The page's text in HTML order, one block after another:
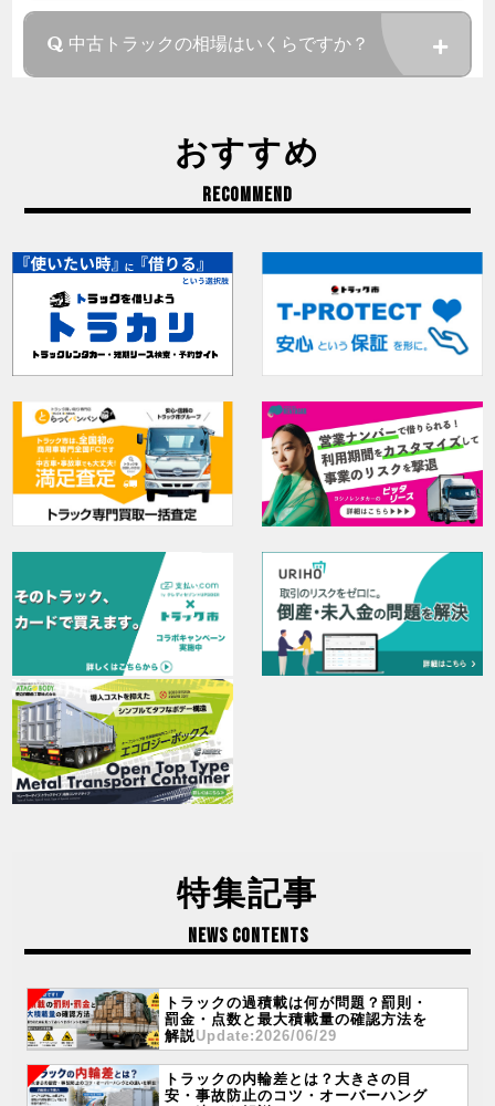
中古トラックの相場はいくらですか？
おすすめ
RECOMMEND
特集記事
NEWS CONTENTS
トラックの過積載は何が問題？罰則・
罰金・点数と最大積載量の確認方法を
解説Update:2026/06/29
トラックの内輪差とは？大きさの目
安・事故防止のコツ・オーバーハング